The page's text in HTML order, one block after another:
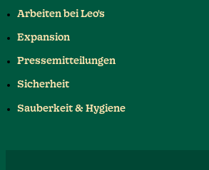
Arbeiten bei Leo's
Expansion
Pressemitteilungen
Sicherheit
Sauberkeit & Hygiene